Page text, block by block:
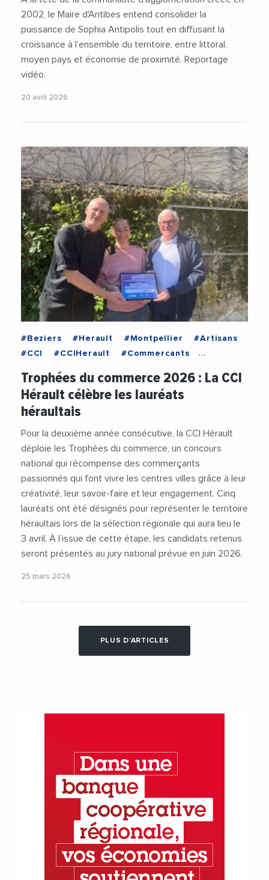
2002, le Maire d'Antibes entend consolider la
puissance de Sophia Antipolis tout en diffusant la
croissance à l’ensemble du territoire, entre littoral,
moyen pays et économie de proximité. Reportage
vidéo.
20 avril 2026
#Beziers #Herault #Montpellier
#Artisans
#CCI
#CCIHerault
#Commercants
#Entrepreneurs
#Entreprises
#Restaurant
#TropheesDuCommerce
Trophées du commerce 2026 : La CCI
Hérault célèbre les lauréats
héraultais
Pour la deuxième année consécutive, la CCI Hérault
déploie les Trophées du commerce, un concours
national qui récompense des commerçants
passionnés qui font vivre les centres villes grâce à leur
créativité, leur savoir-faire et leur engagement. Cinq
lauréats ont été désignés pour représenter le territoire
héraultais lors de la sélection régionale qui aura lieu le
3 avril. À l’issue de cette étape, les candidats retenus
seront présentés au jury national prévue en juin 2026.
25 mars 2026
PLUS D'ARTICLES